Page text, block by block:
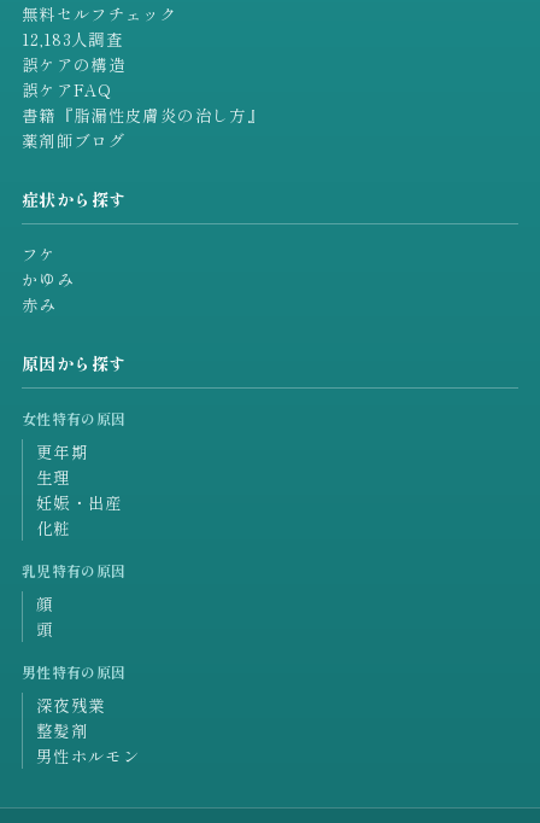
無料セルフチェック
12,183人調査
誤ケアの構造
誤ケアFAQ
書籍『脂漏性皮膚炎の治し方』
薬剤師ブログ
症状から探す
フケ
かゆみ
赤み
原因から探す
女性特有の原因
更年期
生理
妊娠・出産
化粧
乳児特有の原因
顔
頭
男性特有の原因
深夜残業
整髪剤
男性ホルモン